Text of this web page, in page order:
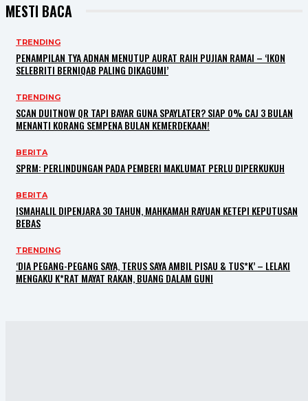
MESTI BACA
TRENDING
PENAMPILAN TYA ADNAN MENUTUP AURAT RAIH PUJIAN RAMAI – ‘IKON
SELEBRITI BERNIQAB PALING DIKAGUMI’
TRENDING
SCAN DUITNOW QR TAPI BAYAR GUNA SPAYLATER? SIAP 0% CAJ 3 BULAN
MENANTI KORANG SEMPENA BULAN KEMERDEKAAN!
BERITA
SPRM: PERLINDUNGAN PADA PEMBERI MAKLUMAT PERLU DIPERKUKUH
BERITA
ISMAHALIL DIPENJARA 30 TAHUN, MAHKAMAH RAYUAN KETEPI KEPUTUSAN
BEBAS
TRENDING
‘DIA PEGANG-PEGANG SAYA, TERUS SAYA AMBIL PISAU & TUS*K’ – LELAKI
MENGAKU K*RAT MAYAT RAKAN, BUANG DALAM GUNI